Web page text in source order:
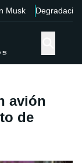
Musk Degradación
avión
de